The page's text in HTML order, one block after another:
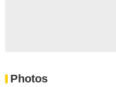
Photos